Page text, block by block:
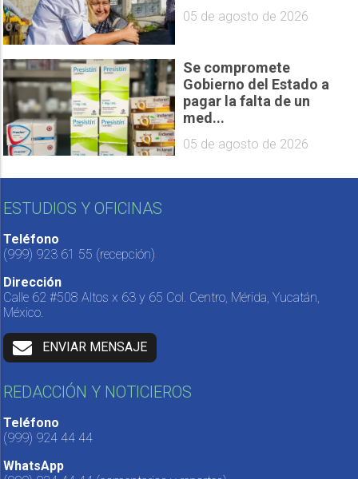
05 de agosto de 2026
Se compromete
Gobierno del Estado a
pagar la falta de un
med...
05 de agosto de 2026
ESTUDIOS Y OFICINAS
Teléfono
(999) 923 61 55 (recepción)
Dirección
Calle 62 #508 Altos x 63 y 65 Col. Centro, Mérida, Yucatán,
México.
ENVIAR MENSAJE
REDACCIÓN Y NOTICIEROS
Teléfono
(999) 924 44 44
WhatsApp